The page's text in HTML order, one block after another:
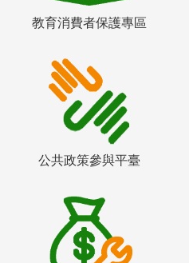
教育消費者保護專區
公共政策參與平臺